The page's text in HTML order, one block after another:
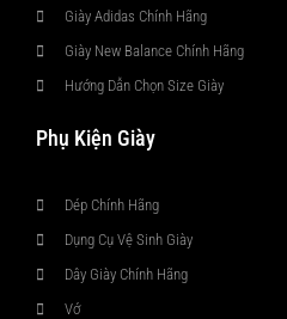
Giày Adidas Chính Hãng
Giày New Balance Chính Hãng
Hướng Dẫn Chọn Size Giày
Phụ Kiện Giày
Dép Chính Hãng
Dụng Cụ Vệ Sinh Giày
Dây Giày Chính Hãng
Vớ